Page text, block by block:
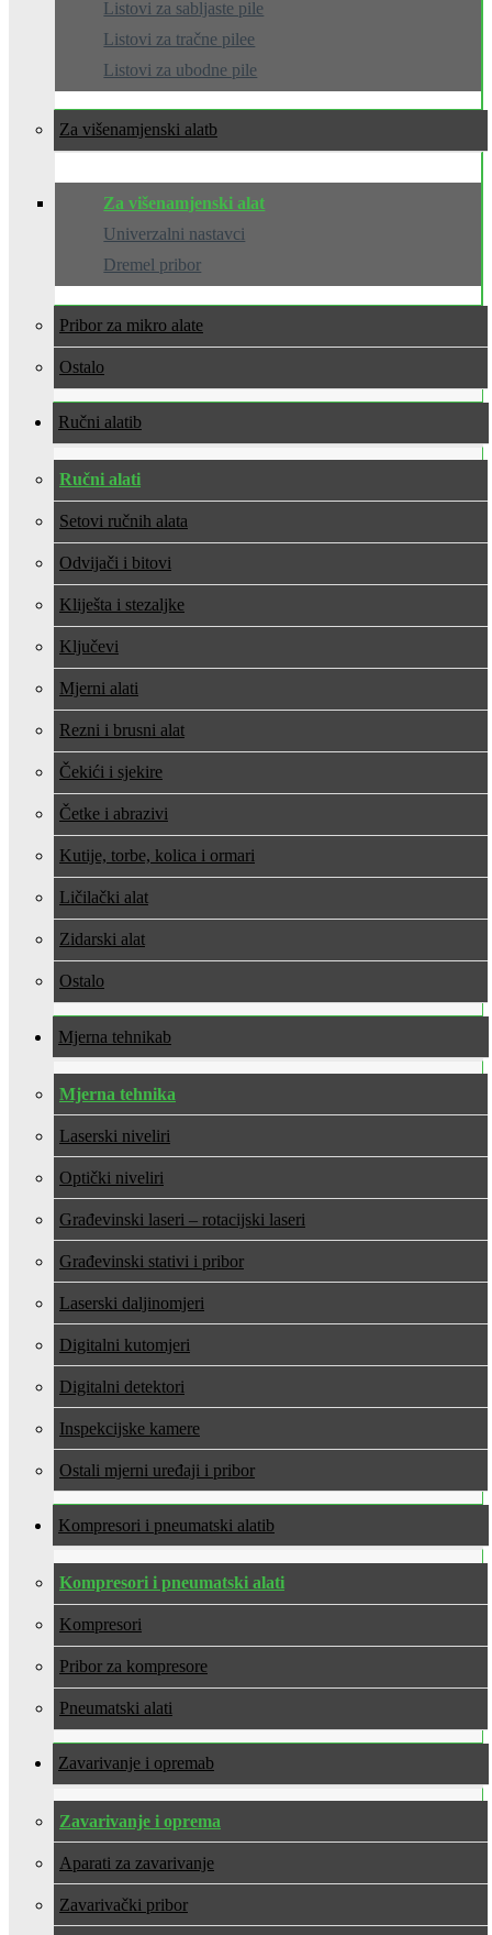
Listovi za sabljaste pile
Listovi za tračne pilee
Listovi za ubodne pile
Za višenamjenski alat
Za višenamjenski alat
Univerzalni nastavci
Dremel pribor
Pribor za mikro alate
Ostalo
Ručni alati
Ručni alati
Setovi ručnih alata
Odvijači i bitovi
Kliješta i stezaljke
Ključevi
Mjerni alati
Rezni i brusni alat
Čekići i sjekire
Četke i abrazivi
Kutije, torbe, kolica i ormari
Ličilački alat
Zidarski alat
Ostalo
Mjerna tehnika
Mjerna tehnika
Laserski niveliri
Optički niveliri
Građevinski laseri – rotacijski laseri
Građevinski stativi i pribor
Laserski daljinomjeri
Digitalni kutomjeri
Digitalni detektori
Inspekcijske kamere
Ostali mjerni uređaji i pribor
Kompresori i pneumatski alati
Kompresori i pneumatski alati
Kompresori
Pribor za kompresore
Pneumatski alati
Zavarivanje i oprema
Zavarivanje i oprema
Aparati za zavarivanje
Zavarivački pribor